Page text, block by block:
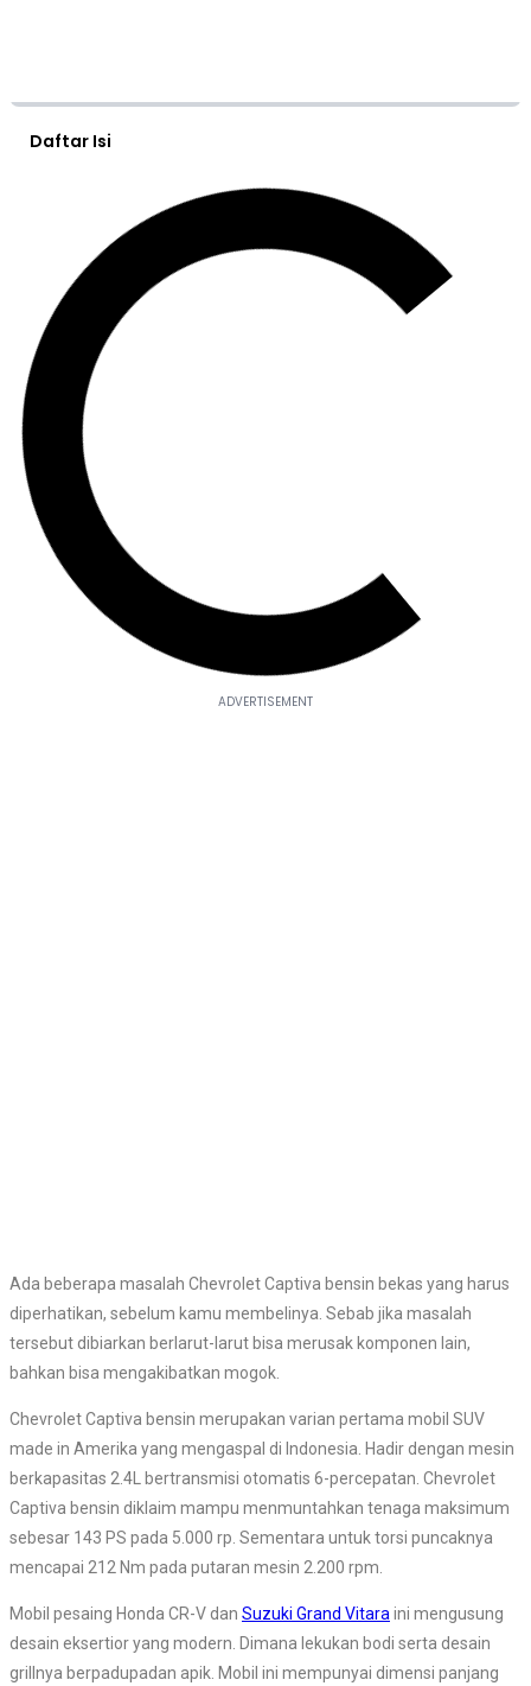
Daftar Isi
Ada beberapa masalah Chevrolet Captiva bensin bekas yang harus
diperhatikan, sebelum kamu membelinya. Sebab jika masalah
tersebut dibiarkan berlarut-larut bisa merusak komponen lain,
bahkan bisa mengakibatkan mogok.
Chevrolet Captiva bensin merupakan varian pertama mobil SUV
made in Amerika yang mengaspal di Indonesia. Hadir dengan mesin
berkapasitas 2.4L bertransmisi otomatis 6-percepatan. Chevrolet
Captiva bensin diklaim mampu menmuntahkan tenaga maksimum
sebesar 143 PS pada 5.000 rp. Sementara untuk torsi puncaknya
mencapai 212 Nm pada putaran mesin 2.200 rpm.
Mobil pesaing Honda CR-V dan Suzuki Grand Vitaraini mengusung
desain eksertior yang modern. Dimana lekukan bodi serta desain
grillnya berpadupadan apik. Mobil ini mempunyai dimensi panjang